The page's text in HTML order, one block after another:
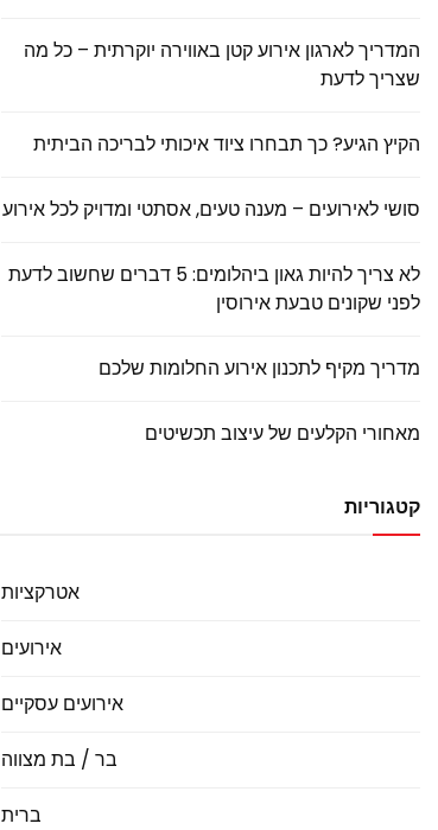
המדריך לארגון אירוע קטן באווירה יוקרתית – כל מה
שצריך לדעת
הקיץ הגיע? כך תבחרו ציוד איכותי לבריכה הביתית
סושי לאירועים – מענה טעים, אסתטי ומדויק לכל אירוע
לא צריך להיות גאון ביהלומים: 5 דברים שחשוב לדעת
לפני שקונים טבעת אירוסין
מדריך מקיף לתכנון אירוע החלומות שלכם
מאחורי הקלעים של עיצוב תכשיטים
קטגוריות
אטרקציות
אירועים
אירועים עסקיים
בר / בת מצווה
ברית